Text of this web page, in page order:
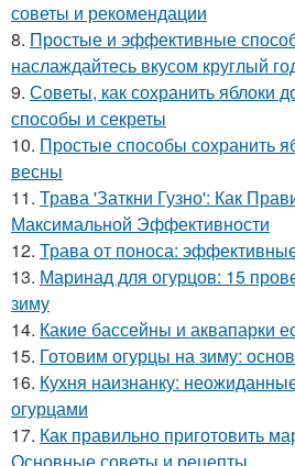
советы и рекомендации
8. Простые и эффективные
наслаждайтесь вкусом круглый
9. Советы, как сохранить яблоки
способы и секреты
10. Простые способы сохранить
весны
11. Трава 'Заткни Гузно': Как
Максимальной Эффективности
12. Трава от поноса:
13. Маринад для огурцов: 15
зиму
14. Какие бассейны и аквапарки
15. Готовим огурцы на зиму:
16. Кухня наизнанку:
огурцами
17. Как правильно приготовить